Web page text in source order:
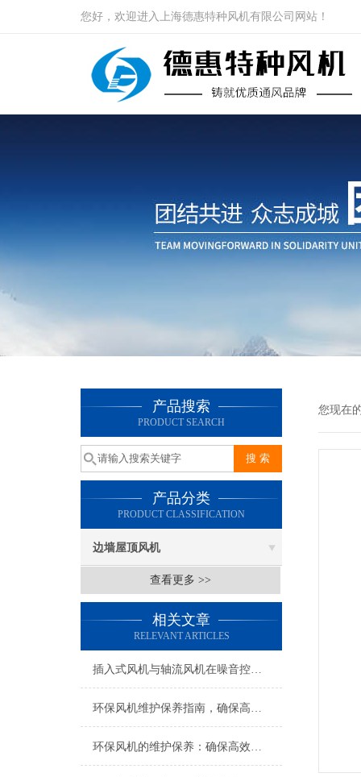
您好，欢迎进入上海德惠特种风机有限公司网站！
产品搜索
PRODUCT SEARCH
产品分类
PRODUCT CLASSIFICATION
边墙屋顶风机
查看更多 >>
相关文章
RELEVANT ARTICLES
插入式风机与轴流风机在噪音控制上有何差异？
环保风机维护保养指南，确保高效稳定运行
环保风机的维护保养：确保高效运行的关键
您现在